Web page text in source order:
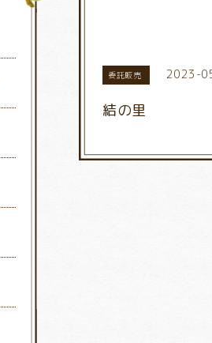
委託販売 2023-
結の里